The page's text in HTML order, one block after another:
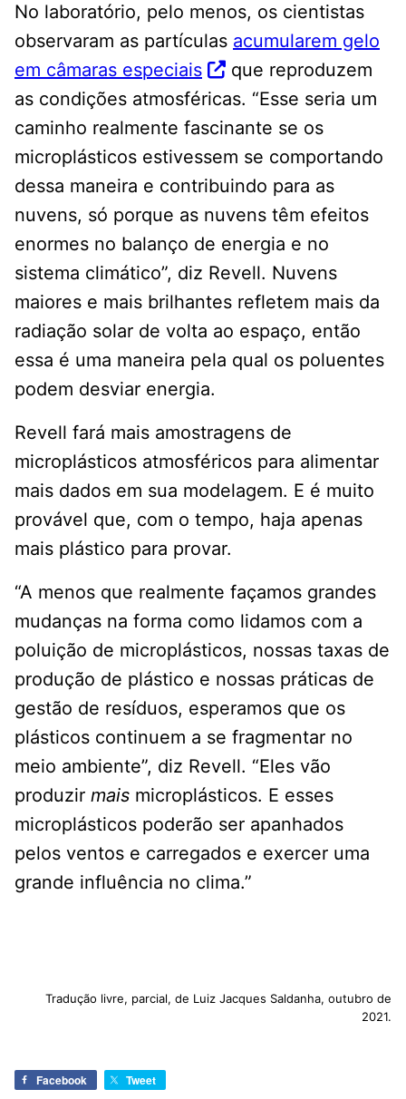
No laboratório, pelo menos, os cientistas
observaram as partículas acumularem gelo
em câmaras especiais
que reproduzem
as condições atmosféricas. “Esse seria um
caminho realmente fascinante se os
microplásticos estivessem se comportando
dessa maneira e contribuindo para as
nuvens, só porque as nuvens têm efeitos
enormes no balanço de energia e no
sistema climático”, diz Revell. Nuvens
maiores e mais brilhantes refletem mais da
radiação solar de volta ao espaço, então
essa é uma maneira pela qual os poluentes
podem desviar energia.
Revell fará mais amostragens de
microplásticos atmosféricos para alimentar
mais dados em sua modelagem. E é muito
provável que, com o tempo, haja apenas
mais plástico para provar.
“A menos que realmente façamos grandes
mudanças na forma como lidamos com a
poluição de microplásticos, nossas taxas de
produção de plástico e nossas práticas de
gestão de resíduos, esperamos que os
plásticos continuem a se fragmentar no
meio ambiente”, diz Revell. “Eles vão
produzir mais microplásticos. E esses
microplásticos poderão ser apanhados
pelos ventos e carregados e exercer uma
grande influência no clima.”
Tradução livre, parcial, de Luiz Jacques Saldanha, outubro de
2021.
Facebook Tweet